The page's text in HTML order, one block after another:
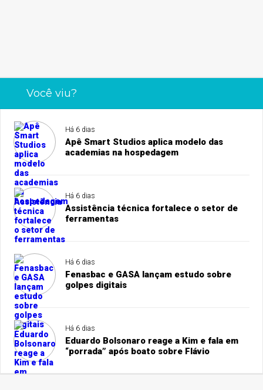
Você viu?
Há 6 dias
Apê Smart Studios aplica modelo das
academias na hospedagem
Há 6 dias
Assistência técnica fortalece o setor de
ferramentas
Há 6 dias
Fenasbac e GASA lançam estudo sobre
golpes digitais
Há 6 dias
Eduardo Bolsonaro reage a Kim e fala em
“porrada” após boato sobre Flávio